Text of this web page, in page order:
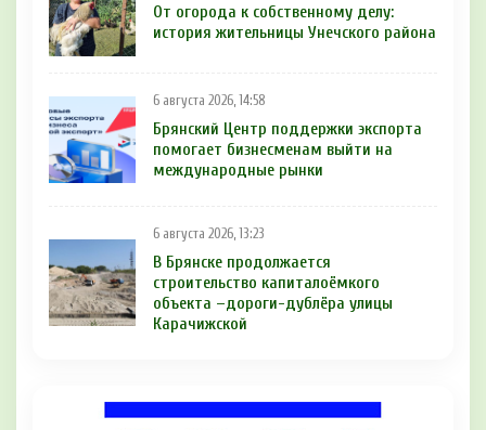
От огорода к собственному делу:
история жительницы Унечского района
6 августа 2026, 14:58
Брянский Центр поддержки экспорта
помогает бизнесменам выйти на
международные рынки
6 августа 2026, 13:23
В Брянске продолжается
строительство капиталоёмкого
объекта –дороги-дублёра улицы
Карачижской